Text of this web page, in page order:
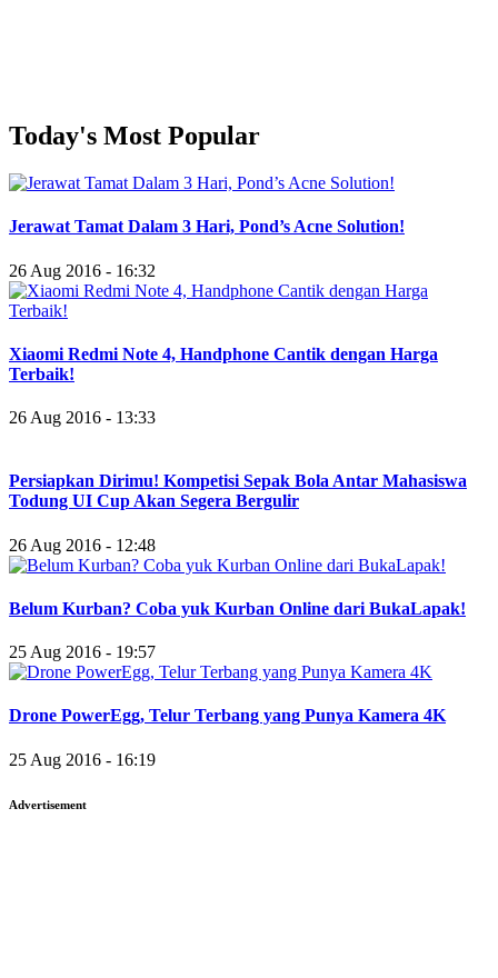
Today's Most Popular
Jerawat Tamat Dalam 3 Hari, Pond’s Acne Solution!
26 Aug 2016 - 16:32
Xiaomi Redmi Note 4, Handphone Cantik dengan Harga
Terbaik!
26 Aug 2016 - 13:33
Persiapkan Dirimu! Kompetisi Sepak Bola Antar Mahasiswa
Todung UI Cup Akan Segera Bergulir
26 Aug 2016 - 12:48
Belum Kurban? Coba yuk Kurban Online dari BukaLapak!
25 Aug 2016 - 19:57
Drone PowerEgg, Telur Terbang yang Punya Kamera 4K
25 Aug 2016 - 16:19
Advertisement